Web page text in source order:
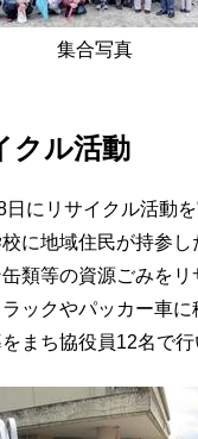
集合写真
クル活動
にリサイクル活動を
に地域住民が持参し
類等の資源ごみをリ
ックやパッカー車に
まち協役員12名で行